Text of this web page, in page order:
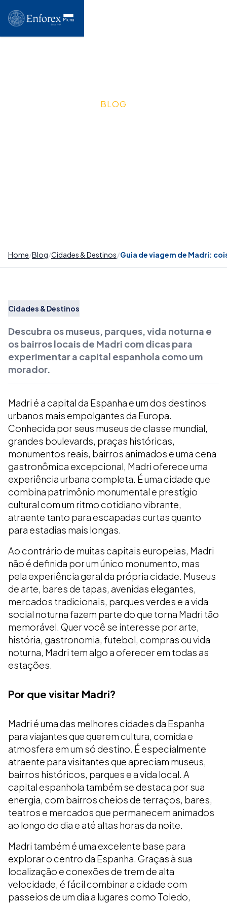
Menu
BLOG
Home Blog Cidades & Destinos Guia de viagem de Madri:
Cidades & Destinos
Descubra os museus, parques, vida noturna e
os bairros locais de Madri com dicas para
experimentar a capital espanhola como um
morador.
Madri é a capital da Espanha e um dos destinos
urbanos mais empolgantes da Europa.
Conhecida por seus museus de classe mundial,
grandes boulevards, praças históricas,
monumentos reais, bairros animados e uma cena
gastronômica excepcional, Madri oferece uma
experiência urbana completa. É uma cidade que
combina patrimônio monumental e prestígio
cultural com um ritmo cotidiano vibrante,
atraente tanto para escapadas curtas quanto
para estadias mais longas.
Ao contrário de muitas capitais europeias, Madri
não é definida por um único monumento, mas
pela experiência geral da própria cidade. Museus
de arte, bares de tapas, avenidas elegantes,
mercados tradicionais, parques verdes e a vida
social noturna fazem parte do que torna Madri tão
memorável. Quer você se interesse por arte,
história, gastronomia, futebol, compras ou vida
noturna, Madri tem algo a oferecer em todas as
estações.
Por que visitar Madri?
Madri é uma das melhores cidades da Espanha
para viajantes que querem cultura, comida e
atmosfera em um só destino. É especialmente
atraente para visitantes que apreciam museus,
bairros históricos, parques e a vida local. A
capital espanhola também se destaca por sua
energia, com bairros cheios de terraços, bares,
teatros e mercados que permanecem animados
ao longo do dia e até altas horas da noite.
Madri também é uma excelente base para
explorar o centro da Espanha. Graças à sua
localização e conexões de trem de alta
velocidade, é fácil combinar a cidade com
passeios de um dia a lugares como Toledo,